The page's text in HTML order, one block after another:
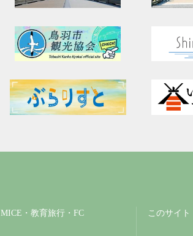
MICE・教育旅行・FC このサイ